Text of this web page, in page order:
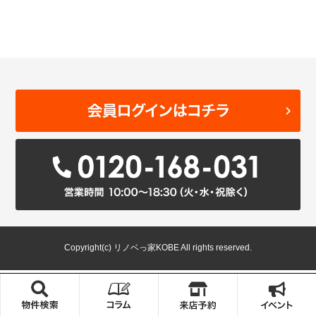
Copyright(c) リノベっ家KOBE All rights reserved.